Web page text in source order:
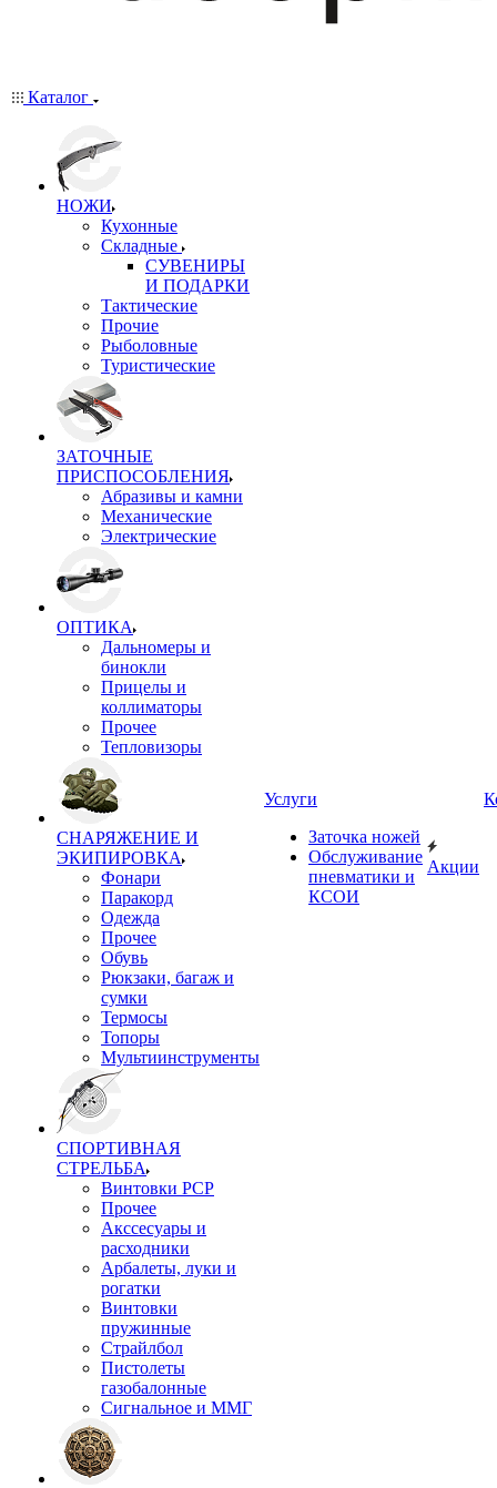
Каталог
НОЖИ
Кухонные
Складные
СУВЕНИРЫ
И ПОДАРКИ
Тактические
Прочие
Рыболовные
Туристические
ЗАТОЧНЫЕ
ПРИСПОСОБЛЕНИЯ
Абразивы и камни
Механические
Электрические
ОПТИКА
Дальномеры и
бинокли
Прицелы и
коллиматоры
Прочее
Тепловизоры
СНАРЯЖЕНИЕ И
ЭКИПИРОВКА
Фонари
Паракорд
Одежда
Прочее
Обувь
Рюкзаки, багаж и
сумки
Термосы
Топоры
Мультиинструменты
СПОРТИВНАЯ
СТРЕЛЬБА
Винтовки PCP
Прочее
Акссесуары и
расходники
Арбалеты, луки и
рогатки
Винтовки
пружинные
Страйлбол
Пистолеты
газобалонные
Сигнальное и ММГ
Услуги
Заточка ножей
Обслуживание
пневматики и
КСОИ
Акции